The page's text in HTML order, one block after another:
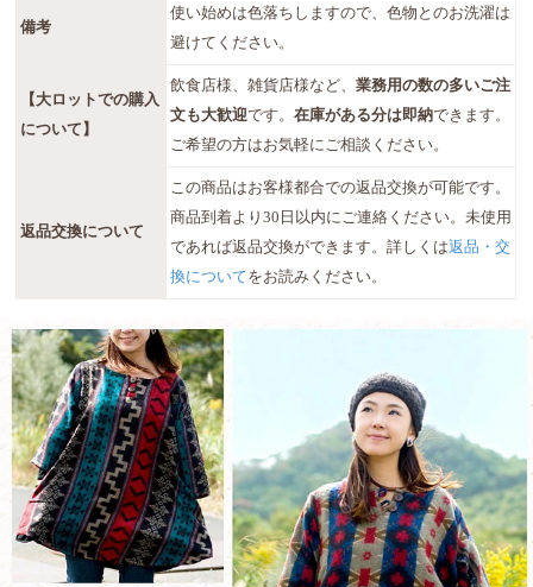
備考
使い始めは色落ちしますので、色物とのお洗濯は
避けてください。
【大ロットでの購入
について】
飲食店様、雑貨店様など、業務用の数の多いご注
文も大歓迎です。在庫がある分は即納できます。
ご希望の方はお気軽にご相談ください。
返品交換について
この商品はお客様都合での返品交換が可能です。
商品到着より30日以内にご連絡ください。未使用
であれば返品交換ができます。詳しくは返品・交
換についてをお読みください。